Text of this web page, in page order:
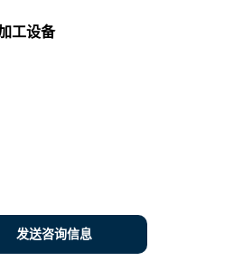
工设备
发送咨询信息